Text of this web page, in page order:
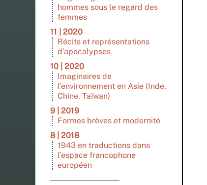
hommes sous le regard des
femmes
11 | 2020
Récits et représentations
d’apocalypses
10 | 2020
Imaginaires de
l’environnement en Asie (Inde,
Chine, Taïwan)
9 | 2019
Formes brèves et modernité
8 | 2018
1943 en traductions dans
l’espace francophone
européen